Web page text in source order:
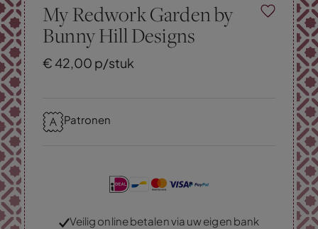
My Redwork Garden by
Bunny Hill Designs
€ 42,00 p/stuk
Patronen
Veilig online betalen via uw eigen bank